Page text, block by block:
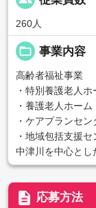
260人
folder_open 事業内容
高齢者福祉事業
・特別養護老人ホ
・養護老人ホーム
・ケアプランセン
・地域包括支援セ
中津川を中心とし
description 応募方法